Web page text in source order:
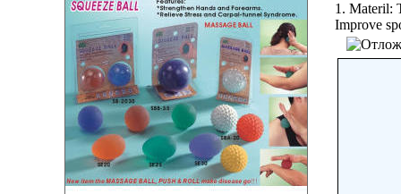
1. Materil:
Improve